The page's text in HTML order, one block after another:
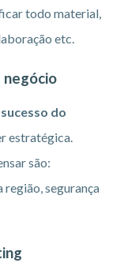
todo material,
etc.
negócio
sucesso do
estratégica.
são:
segurança